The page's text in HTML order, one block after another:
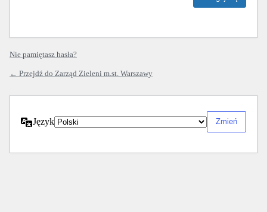
Nie pamiętasz hasła?
← Przejdź do Zarząd Zieleni m.st. Warszawy
Język